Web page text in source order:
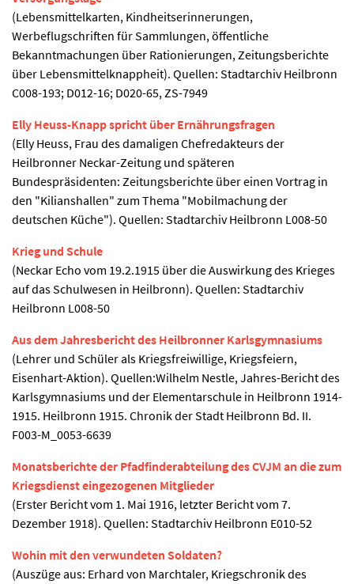
(Lebensmittelkarten, Kindheitserinnerungen,
Werbeflugschriften für Sammlungen, öffentliche
Bekanntmachungen über Rationierungen, Zeitungsberichte
über Lebensmittelknappheit). Quellen: Stadtarchiv Heilbronn
C008-193; D012-16; D020-65, ZS-7949
Elly Heuss-Knapp spricht über Ernährungsfragen
(Elly Heuss, Frau des damaligen Chefredakteurs der
Heilbronner Neckar-Zeitung und späteren
Bundespräsidenten: Zeitungsberichte über einen Vortrag in
den "Kilianshallen" zum Thema "Mobilmachung der
deutschen Küche"). Quellen: Stadtarchiv Heilbronn L008-50
Krieg und Schule
(Neckar Echo vom 19.2.1915 über die Auswirkung des Krieges
auf das Schulwesen in Heilbronn). Quellen: Stadtarchiv
Heilbronn L008-50
Aus dem Jahresbericht des Heilbronner Karlsgymnasiums
(Lehrer und Schüler als Kriegsfreiwillige, Kriegsfeiern,
Eisenhart-Aktion). Quellen:Wilhelm Nestle, Jahres-Bericht des
Karlsgymnasiums und der Elementarschule in Heilbronn 1914-
1915. Heilbronn 1915. Chronik der Stadt Heilbronn Bd. II.
F003-M_0053-6639
Monatsberichte der Pfadfinderabteilung des CVJM an die zum
Kriegsdienst eingezogenen Mitglieder
(Erster Bericht vom 1. Mai 1916, letzter Bericht vom 7.
Dezember 1918). Quellen: Stadtarchiv Heilbronn E010-52
Wohin mit den verwundeten Soldaten?
(Auszüge aus: Erhard von Marchtaler, Kriegschronik des